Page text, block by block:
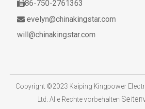
86-750-2761363
 evelyn@chinakingstar.com
will@chinakingstar.com
Copyright ©2023 Kaiping Kingpower
Ltd. Alle Rechte vorbehalten